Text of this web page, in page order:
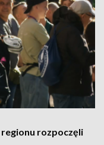
rozpoczęli